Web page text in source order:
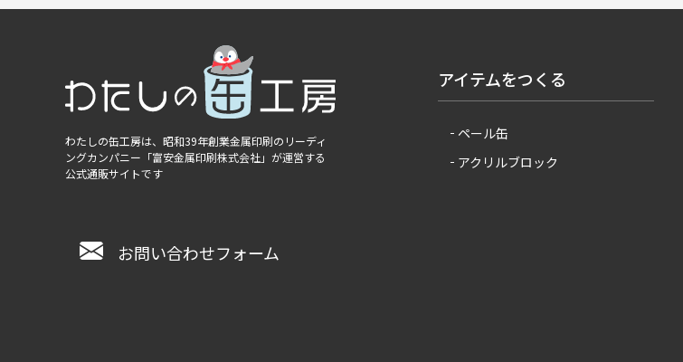
わたしの缶工房は、昭和39年創業金属印刷のリーディ
ングカンパニー 「富安金属印刷株式会社」 が運営する
公式通販サイトです
お問い合わせフォーム
アイテムをつくる
ペール缶
アクリルブロック